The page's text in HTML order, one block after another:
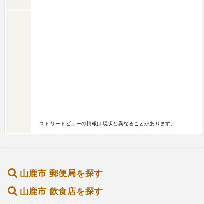
ストリートビューの情報は現状と異なることがあります。
山鹿市 郵便局を探す
山鹿市 飲食店を探す